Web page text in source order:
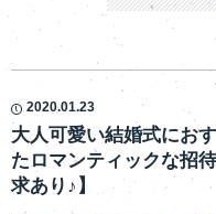
2020.01.23
大人可愛い結婚式にお
たロマンティックな招
求あり♪】